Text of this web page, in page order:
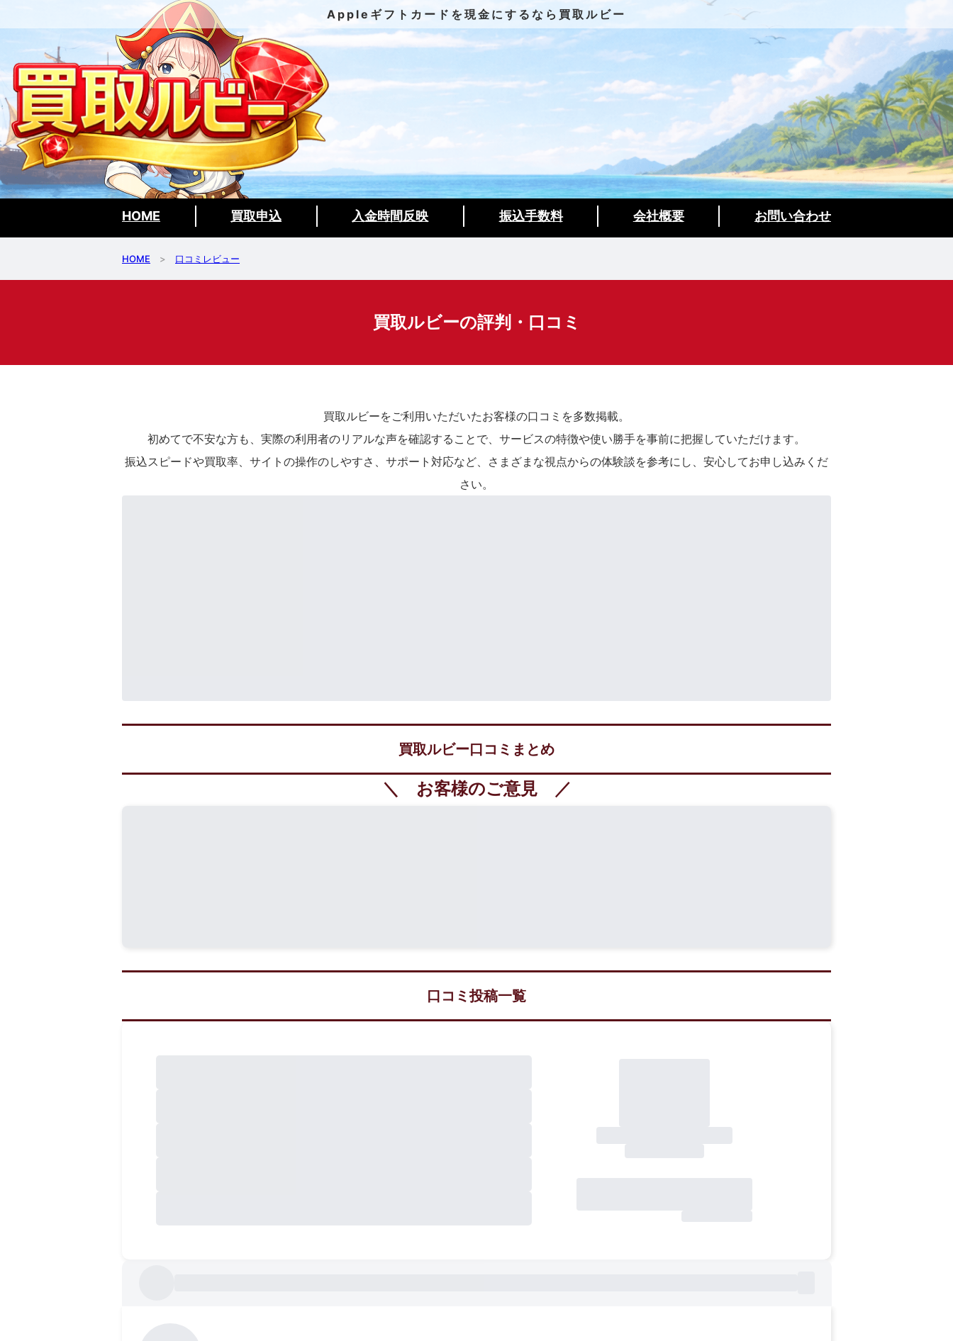
Appleギフトカードを現金にするなら買取ルビー
HOME 買取申込 入金時間反映 振込手数料 会社概要 お問い合わせ
HOME > 口コミレビュー
買取ルビーの評判・口コミ
買取ルビーをご利用いただいたお客様の口コミを多数掲載。
初めてで不安な方も、実際の利用者のリアルな声を確認することで、サービスの特徴や使い勝手を事前に把握していただけます。
振込スピードや買取率、サイトの操作のしやすさ、サポート対応など、さまざまな視点からの体験談を参考にし、安心してお申し込みくだ
さい。
買取ルビー口コミまとめ
＼ お客様のご意見 ／
口コミ投稿一覧